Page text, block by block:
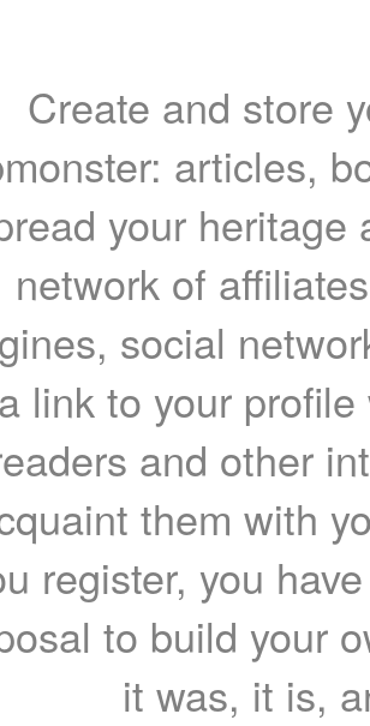
Create and store
articles,
your heritage
network of
social
a link to your
and other
them with
register, you
to build your
it was, it is,